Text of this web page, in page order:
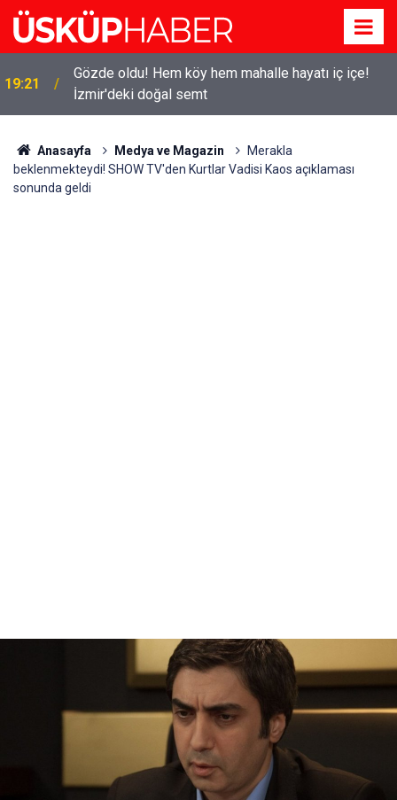
19:21
Gözde oldu! Hem köy hem mahalle hayatı iç içe!
İzmir'deki doğal semt
Anasayfa Medya ve Magazin
Merakla
beklenmekteydi! SHOW TV'den Kurtlar Vadisi Kaos açıklaması
sonunda geldi